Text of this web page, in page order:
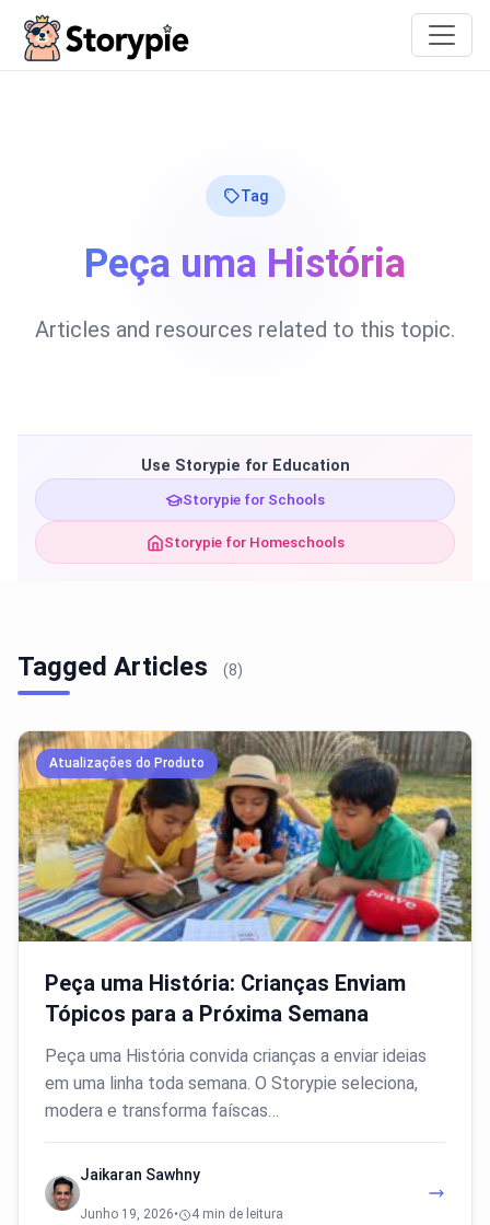
Tag
Peça uma História
Articles and resources related to this topic.
Use Storypie for Education
Storypie for Schools
Storypie for Homeschools
Tagged Articles (8)
Atualizações do Produto
Peça uma História: Crianças Enviam
Tópicos para a Próxima Semana
Peça uma História convida crianças a enviar ideias
em uma linha toda semana. O Storypie seleciona,
modera e transforma faíscas…
Jaikaran Sawhny
Junho 19, 2026• 4 min de leitura